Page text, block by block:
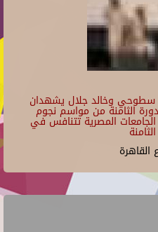
سطوحي وخالد جلال يشهدان
الثامنة من مواسم نجوم
130 عرضًا من الجامعات المصرية تتنافس في
القاهرة